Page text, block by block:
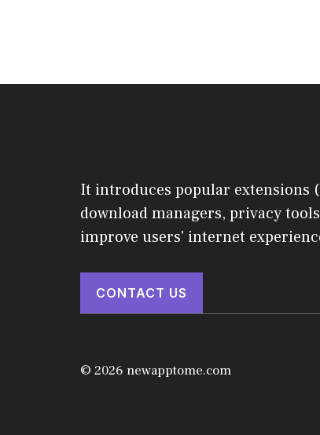
It introduces popular extensions
download managers, privacy
improve users' internet
CONTACT US
© 2026 newapptome.com